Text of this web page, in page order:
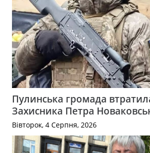
Пулинська громада
Захисника Петра
Вівторок, 4 Серпня, 2026